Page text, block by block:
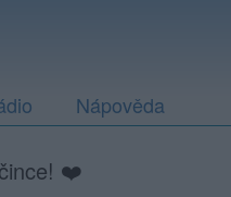
Nápověda
❤️